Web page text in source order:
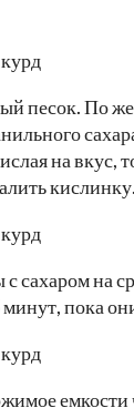
песок. По
на вкус,
кислинку.
сахаром на
пока
емкости